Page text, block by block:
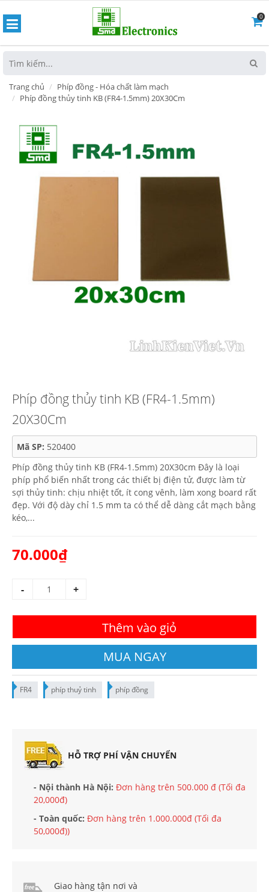
0
Trang chủ
Phíp đồng - Hóa chất làm mạch
Phíp đồng thủy tinh KB (FR4-1.5mm) 20X30Cm
Phíp đồng thủy tinh KB (FR4-1.5mm)
20X30Cm
Mã SP: 520400
Phíp đồng thủy tinh KB (FR4-1.5mm) 20X30cm Đây là loại
phíp phổ biến nhất trong các thiết bị điện tử, được làm từ
sợi thủy tinh: chịu nhiệt tốt, ít cong vênh, làm xong board rất
đẹp. Với độ dày chỉ 1.5 mm ta có thể dễ dàng cắt mạch bằng
kéo,...
70.000₫
- +
Thêm vào giỏ
MUA NGAY
FR4 phíp thuỷ tinh phíp đồng
HỖ TRỢ PHÍ VẬN CHUYỂN
- Nội thành Hà Nội: Đơn hàng trên 500.000 đ (Tối đa
20,000đ)
- Toàn quốc: Đơn hàng trên 1.000.000đ (Tối đa
50,000đ))
Giao hàng tận nơi và